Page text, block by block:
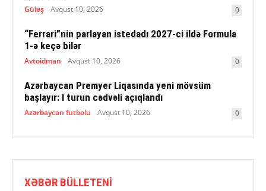
Güləş Avqust 10, 2026 0
“Ferrari”nin parlayan istedadı 2027-ci ildə Formula
1-ə keçə bilər
Avtoidman Avqust 10, 2026 0
Azərbaycan Premyer Liqasında yeni mövsüm
başlayır: I turun cədvəli açıqlandı
Azərbaycan futbolu Avqust 10, 2026 0
XƏBƏR BÜLLETENI